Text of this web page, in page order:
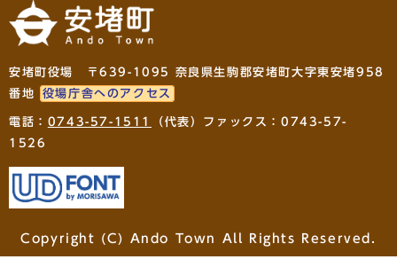
安堵町役場 〒639-1095 奈良県生駒郡安堵町大字東安堵958
番地
役場庁舎へのアクセス
電話： 0743-57-1511
（代表）ファックス：0743-57-
1526
Copyright (C) Ando Town All Rights Reserved.